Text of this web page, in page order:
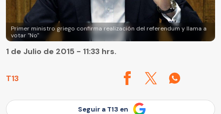
Primer ministro griego confirma realización del referendum y llama a
votar "No"
T13
1 de Julio de 2015 - 11:33 hrs.
Seguir a T13 en